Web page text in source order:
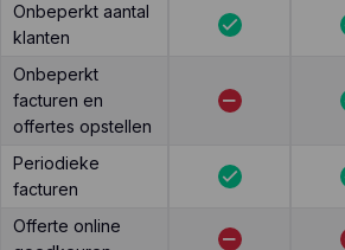
Onbeperkt aantal
klanten
Onbeperkt
facturen en
offertes opstellen
Periodieke
facturen
Offerte online